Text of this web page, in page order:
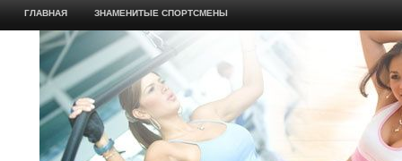
ГЛАВНАЯ ЗНАМЕНИТЫЕ СПОРТСМЕНЫ